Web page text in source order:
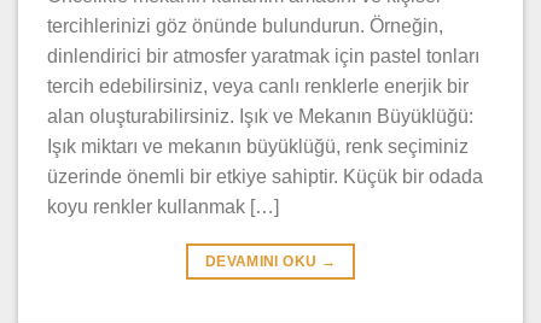
tercihlerinizi göz önünde bulundurun. Örneğin,
dinlendirici bir atmosfer yaratmak için pastel tonları
tercih edebilirsiniz, veya canlı renklerle enerjik bir
alan oluşturabilirsiniz. Işık ve Mekanın Büyüklüğü:
Işık miktarı ve mekanın büyüklüğü, renk seçiminiz
üzerinde önemli bir etkiye sahiptir. Küçük bir odada
koyu renkler kullanmak […]
DEVAMINI OKU →